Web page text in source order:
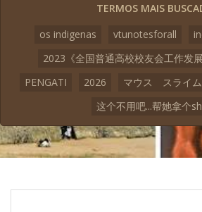
TERMOS MAIS
os indigenas
vtunotesforall
2023《全国普通高校校友会工作发
PENGATI
2026 マウス スライム
这个不用吧...帮她拿个